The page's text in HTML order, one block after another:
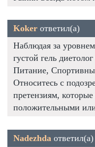
Koker ответил(а)
Наблюдая за
густой гель
Питание,
Относитесь с
претензиям,
положительными
Nadezhda ответил(а)